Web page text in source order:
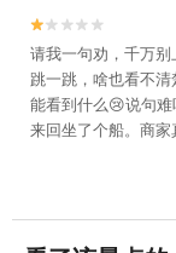
京华维景酒店+
界+高邮湖芦苇
+扬州乐园+扬州
东关街历史文化
嬉乐谷+同兴当
极地海洋世界萌
水潭旅游度假区


请我一句劝，千万
跳一跳，啥也看不
能看到什么😢说句
来回坐了个船。商家